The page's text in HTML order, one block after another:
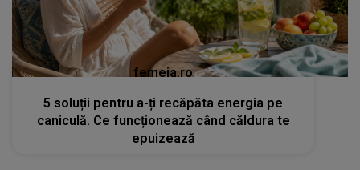
femeia.ro
5 soluții pentru a-ți recăpăta energia pe
caniculă. Ce funcționează când căldura te
epuizează